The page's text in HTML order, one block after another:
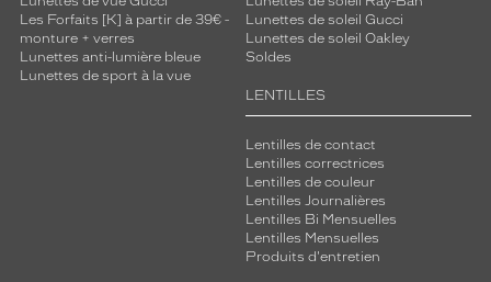
Les Forfaits [K] à partir de 39€ -
monture + verres
Lunettes anti-lumière bleue
Lunettes de sport à la vue
Lunettes de soleil Gucci
Lunettes de soleil Oakley
Soldes
LENTILLES
Lentilles de contact
Lentilles correctrices
Lentilles de couleur
Lentilles Journalières
Lentilles Bi Mensuelles
Lentilles Mensuelles
Produits d'entretien